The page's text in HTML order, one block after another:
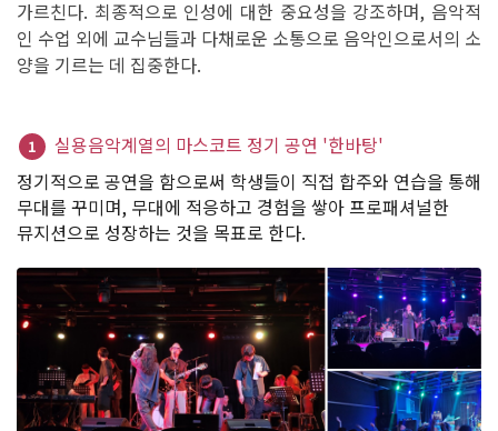
가르친다. 최종적으로 인성에 대한 중요성을 강조하며, 음악적
인 수업 외에 교수님들과 다채로운 소통으로 음악인으로서의 소
양을 기르는 데 집중한다.
1
실용음악계열의 마스코트 정기 공연 '한바탕'
정기적으로 공연을 함으로써 학생들이 직접 합주와 연습을 통해
무대를 꾸미며, 무대에 적응하고 경험을 쌓아 프로패셔널한
뮤지션으로 성장하는 것을 목표로 한다.